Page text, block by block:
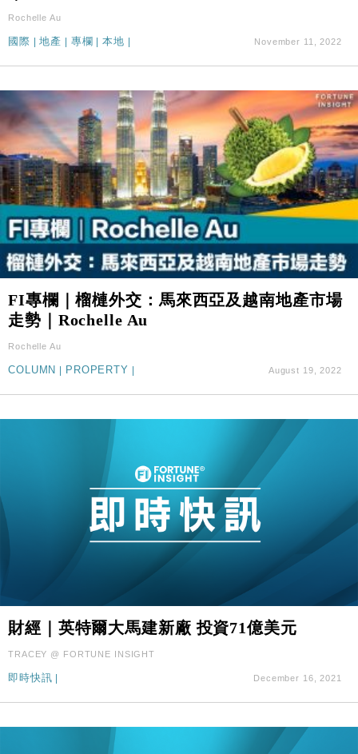
Rochelle Au
國際 |地產 專欄 |本地 November 11, 2022
FI專欄｜榴槤外交：馬來西亞及越南地產市場
走勢｜Rochelle Au
Rochelle Au
COLUMN | PROPERTY | August 19, 2022
財經｜英特爾大馬建新廠 投資71億美元
TRACEY @ FORTUNE INSIGHT
即時快訊 December 16, 2021